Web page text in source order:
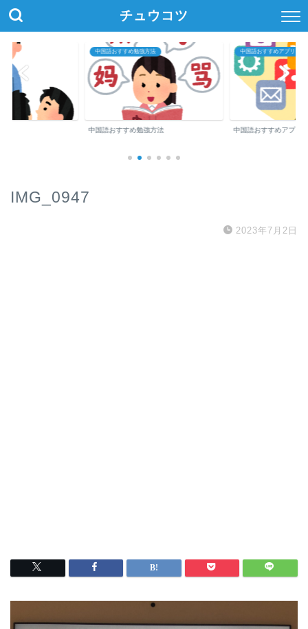
チュウコツ
中国語おすすめ勉強方法
中国語おすすめ勉強方法
中国語おすすめアプリ・参
中国語おすすめアプリ
IMG_0947
2023年7月2日